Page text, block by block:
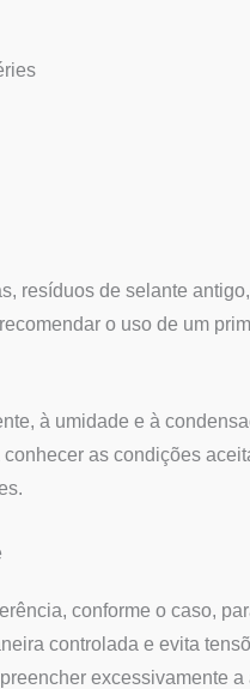
resíduos de selante
o uso de um
à umidade e à
as condições
conforme o caso,
controlada e evita
excessivamente a